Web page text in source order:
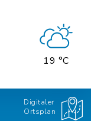
19 °C
Digitaler
Ortsplan